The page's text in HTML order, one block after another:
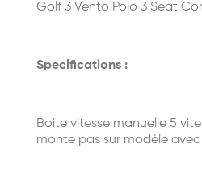
Golf 3 Vento Polo 3 Seat
Specifications :
Boite vitesse manuelle 5
monte pas sur modèle